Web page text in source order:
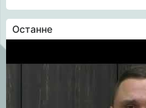
Останне